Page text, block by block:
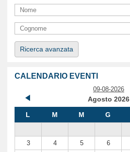
Ricerca avanzata
CALENDARIO EVENTI
09-08-2026
Agosto 2026
L
M M G
3
4 5 6